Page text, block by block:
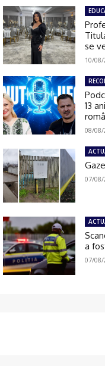
se
10/
13
08/08/
07/08/
a
07/08/